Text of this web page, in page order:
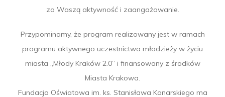
za Waszą aktywność i zaangażowanie.
Przypominamy, że program realizowany jest w ramach
programu aktywnego uczestnictwa młodzieży w życiu
miasta „Młody Kraków 2.0” i finansowany z środków
Miasta Krakowa.
Fundacja Oświatowa im. ks. Stanisława Konarskiego ma